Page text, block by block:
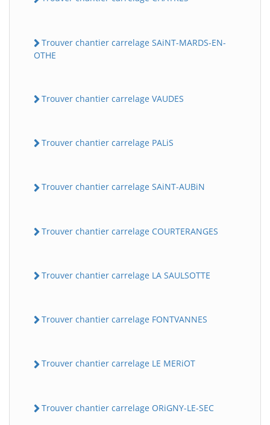
Trouver chantier carrelage SAiNT-MARDS-EN-
OTHE
Trouver chantier carrelage VAUDES
Trouver chantier carrelage PALiS
Trouver chantier carrelage SAiNT-AUBiN
Trouver chantier carrelage COURTERANGES
Trouver chantier carrelage LA SAULSOTTE
Trouver chantier carrelage FONTVANNES
Trouver chantier carrelage LE MERiOT
Trouver chantier carrelage ORiGNY-LE-SEC